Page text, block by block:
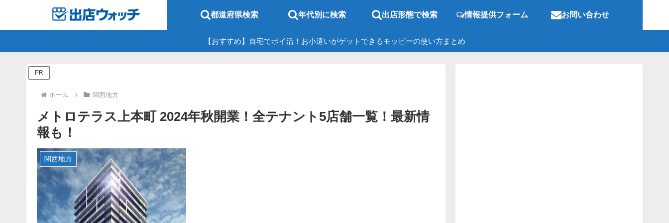
都道府県検索 年代別に検索 出店形態で検索 情報提供フォーム お問い合わせ
【おすすめ】自宅でポイ活！お小遣いがゲットできるモッピーの使い方まとめ
PR
ホーム 関西地方
メトロテラス上本町 2024年秋開業！全テナント5店舗一覧！最新情
報も！
関西地方